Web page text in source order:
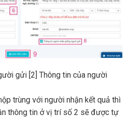
gửi [2] Thông tin của người
trùng với người nhận kết quả thì
thông tin ở vị trí số 2 sẽ được tự